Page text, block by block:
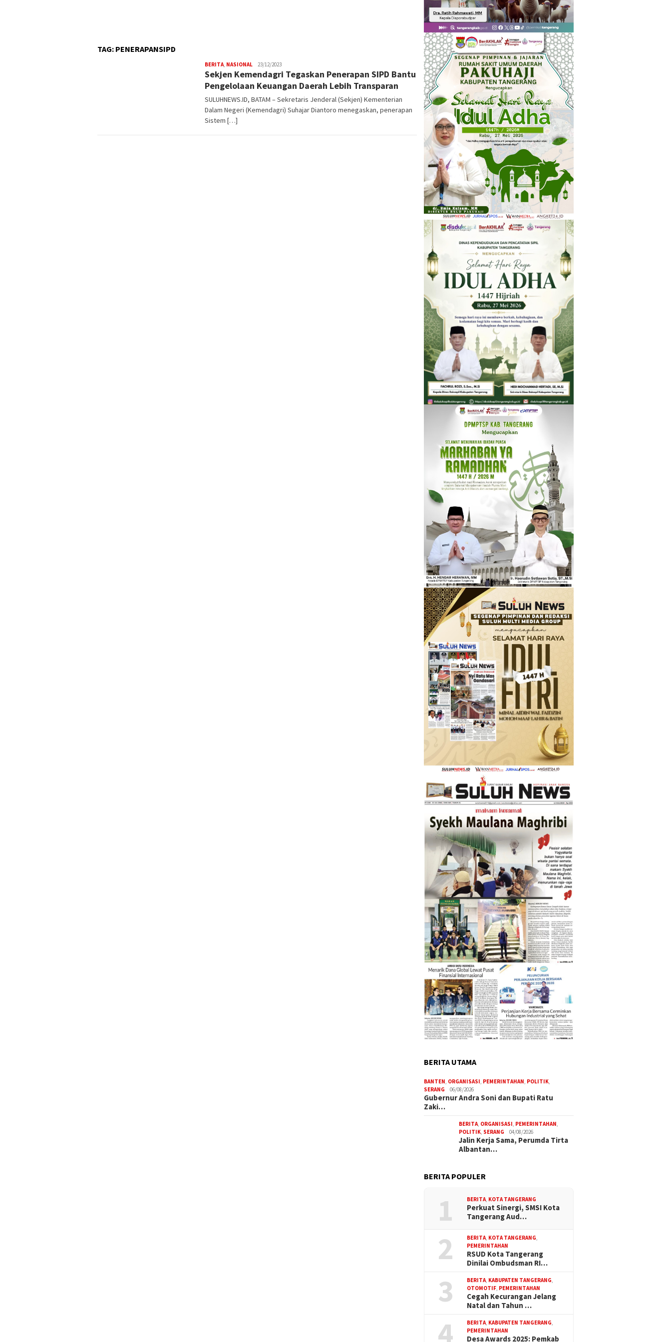
Tangerang Dimulai Sejak
Siswa Tiba di Gerbang
Sekolah
TAG: PENERAPANSIPD
BERITA, NASIONAL W4nt0
23/12/2023
Sekjen Kemendagri Tegaskan Penerapan SIPD Bantu
Pengelolaan Keuangan Daerah Lebih Transparan
SULUHNEWS.ID, BATAM – Sekretaris Jenderal (Sekjen) Kementerian
Dalam Negeri (Kemendagri) Suhajar Diantoro menegaskan, penerapan
Sistem […]
BERITA UTAMA
BANTEN, ORGANISASI, PEMERINTAHAN, POLITIK,
SERANG
06/08/2026
Gubernur Andra Soni dan Bupati Ratu
Zaki…
BERITA, ORGANISASI, PEMERINTAHAN,
POLITIK, SERANG 04/08/2026
Jalin Kerja Sama, Perumda Tirta
Albantan…
BERITA POPULER
1 BERITA, KOTA TANGERANG
Perkuat Sinergi, SMSI Kota
Tangerang Aud…
2 BERITA, KOTA TANGERANG,
PEMERINTAHAN
RSUD Kota Tangerang
Dinilai Ombudsman RI…
3 BERITA, KABUPATEN TANGERANG,
OTOMOTIF, PEMERINTAHAN
Cegah Kecurangan Jelang
Natal dan Tahun …
4 BERITA, KABUPATEN TANGERANG,
PEMERINTAHAN
Desa Awards 2025: Pemkab